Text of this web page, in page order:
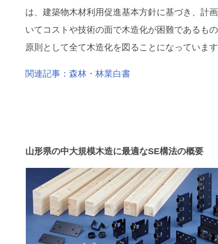
は、建築物木材利用促進基本方針に基づき、計
いてコストや技術の面で木造化が困難であるも
原則として全て木造化を図ることになっていま
関連記事：森林・林業白書
山形県の中大規模木造に最適なSE構法の概要